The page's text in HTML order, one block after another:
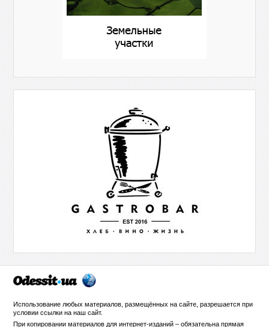
Использование любых материалов, размещённых на сайте, разрешается при
условии ссылки нанаш сайт.
При копировании материалов для интернет-изданий – обязательна прямая